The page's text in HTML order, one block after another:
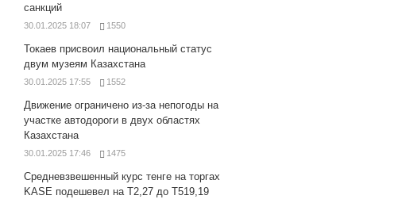
санкций
30.01.2025 18:07 1550
Токаев присвоил национальный статус
двум музеям Казахстана
30.01.2025 17:55 1552
Движение ограничено из-за непогоды на
участке автодороги в двух областях
Казахстана
30.01.2025 17:46 1475
Средневзвешенный курс тенге на торгах
KASE подешевел на Т2,27 до Т519,19